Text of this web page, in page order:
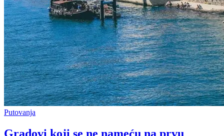
Putovanja
Gradovi koji se ne nameću na prvu